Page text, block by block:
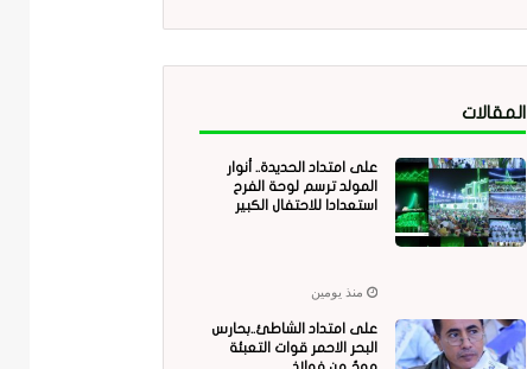
المقالات
على امتداد الحديدة.. أنوار
المولد ترسم لوحة الفرح
استعدادا للاحتفال الكبير
منذ يومين
على امتداد الشاطئ..بحارس
البحر الاحمر قوات التعبئة